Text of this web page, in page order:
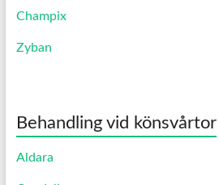
Champix
Zyban
Behandling vid könsvårtor
Aldara